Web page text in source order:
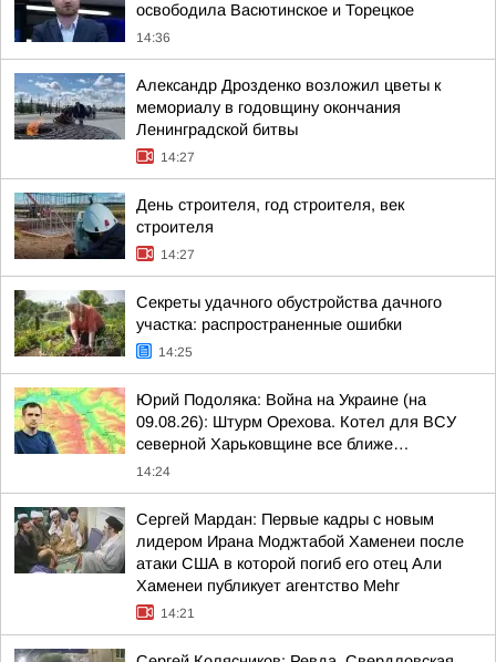
освободила Васютинское и Торецкое
14:36
Александр Дрозденко возложил цветы к
мемориалу в годовщину окончания
Ленинградской битвы
14:27
День строителя, год строителя, век
строителя
14:27
Секреты удачного обустройства дачного
участка: распространенные ошибки
14:25
Юрий Подоляка: Война на Украине (на
09.08.26): Штурм Орехова. Котел для ВСУ
северной Харьковщине все ближе…
14:24
Сергей Мардан: Первые кадры с новым
лидером Ирана Моджтабой Хаменеи после
атаки США в которой погиб его отец Али
Хаменеи публикует агентство Mehr
14:21